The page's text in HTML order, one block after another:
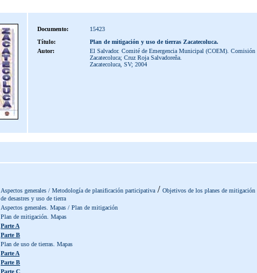
Documento:
15423
Título:
Plan de mitigación y uso de tierras Zacatecoluca.
Autor:
El Salvador. Comité de Emergencia Municipal (COEM).
Zacatecoluca; Cruz Roja Salvadoreña.
Zacatecoluca, SV; 2004
Aspectos generales / Metodología de planificación participativa / Objetivos de los planes de mitigación
de desastres y uso de tierra
Aspectos generales. Mapas / Plan de mitigación
Plan de mitigación. Mapas
Parte A
Parte B
Plan de uso de tierras. Mapas
Parte A
Parte B
Parte C